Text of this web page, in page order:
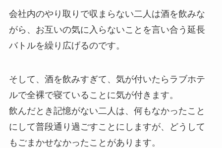
会社内のやり取りで収まらない二人は酒を飲みな
がら、お互いの気に入らないことを言い合う延長
バトルを繰り広げるのです。
そして、酒を飲みすぎて、気が付いたらラブホテ
ルで全裸で寝ていることに気が付きます。
飲んだとき記憶がない二人は、何もなかったこと
にして普段通り過ごすことにしますが、どうして
もごまかせなかったことがあります。